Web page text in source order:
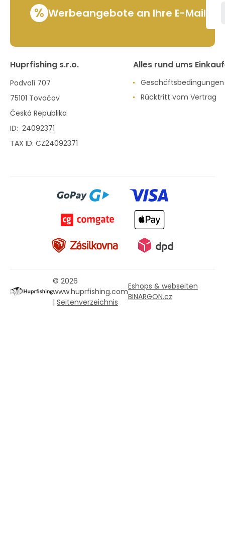
% Werbeangebote an Ihre E-Mail
Huprfishing s.r.o.
Podvalí 707
75101 Tovačov
Česká Republika
ID: 24092371
TAX ID: CZ24092371
Alles rund ums
Geschäftsbedingungen
Rücktritt vom Vertrag
© 2026
www.huprfishing.com
| Seitenverzeichnis
Eshops & webseiten
BINARGON.cz